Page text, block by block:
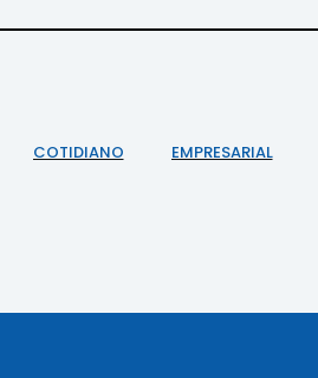
COTIDIANO EMPRESARIAL